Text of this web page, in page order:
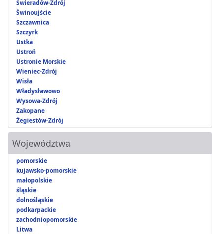
Świeradów-Zdrój
Świnoujście
Szczawnica
Szczyrk
Ustka
Ustroń
Ustronie Morskie
Wieniec-Zdrój
Wisła
Władysławowo
Wysowa-Zdrój
Zakopane
Żegiestów-Zdrój
Województwa
pomorskie
kujawsko-pomorskie
małopolskie
śląskie
dolnośląskie
podkarpackie
zachodniopomorskie
Litwa